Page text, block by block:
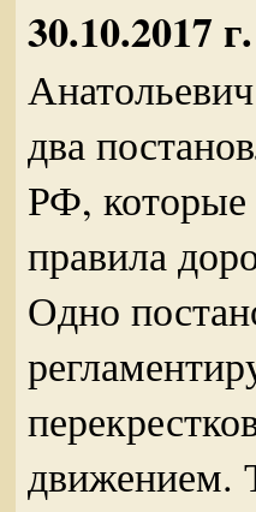
30.10.2017
два
РФ, которые
правила
Одно
движением.